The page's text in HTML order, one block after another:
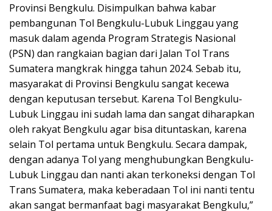
Provinsi Bengkulu. Disimpulkan bahwa kabar
pembangunan Tol Bengkulu-Lubuk Linggau yang
masuk dalam agenda Program Strategis Nasional
(PSN) dan rangkaian bagian dari Jalan Tol Trans
Sumatera mangkrak hingga tahun 2024. Sebab itu,
masyarakat di Provinsi Bengkulu sangat kecewa
dengan keputusan tersebut. Karena Tol Bengkulu-
Lubuk Linggau ini sudah lama dan sangat diharapkan
oleh rakyat Bengkulu agar bisa dituntaskan, karena
selain Tol pertama untuk Bengkulu. Secara dampak,
dengan adanya Tol yang menghubungkan Bengkulu-
Lubuk Linggau dan nanti akan terkoneksi dengan Tol
Trans Sumatera, maka keberadaan Tol ini nanti tentu
akan sangat bermanfaat bagi masyarakat Bengkulu,”